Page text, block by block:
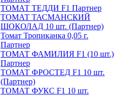
ТОМАТ ТЕДДИ F1 Партнер
ТОМАТ ТАСМАНСКИЙ
ШОКОЛАД 10 шт. (Партнер)
Томат Тропиканка 0,05 г.
Партнер
ТОМАТ ФАМИЛИЯ F1 (10 шт.)
Партнер
ТОМАТ ФРОСТЕД F1 10 шт.
(Партнер)
ТОМАТ ФУКС F1 10 шт.